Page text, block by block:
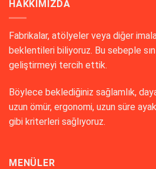
HAKKIMIZDA
Fabrikalar, atölyeler veya diğer
beklentileri biliyoruz. Bu sebeple
geliştirmeyi tercih ettik.
Böylece beklediğiniz sağlamlık,
uzun ömür, ergonomi, uzun süre
gibi kriterleri sağlıyoruz.
MENÜLER